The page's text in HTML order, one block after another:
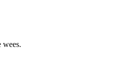
wees.